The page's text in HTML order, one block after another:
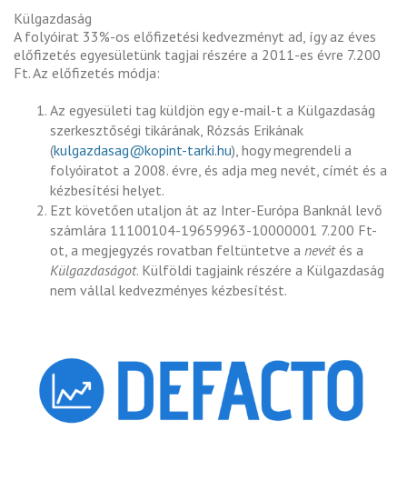
Külgazdaság
A folyóirat 33%-os előfizetési kedvezményt ad, így az éves
előfizetés egyesületünk tagjai részére a 2011-es évre 7.200
Ft. Az előfizetés módja:
Az egyesületi tag küldjön egy e-mail-t a Külgazdaság
szerkesztőségi tikárának, Rózsás Erikának
(kulgazdasag@kopint-tarki.hu), hogy megrendeli a
folyóiratot a 2008. évre, és adja meg nevét, címét és a
kézbesítési helyet.
Ezt követően utaljon át az Inter-Európa Banknál levő
számlára 11100104-19659963-10000001 7.200 Ft-
ot, a megjegyzés rovatban feltüntetve a nevétés a
Külgazdaságot. Külföldi tagjaink részére a Külgazdaság
nem vállal kedvezményes kézbesítést.